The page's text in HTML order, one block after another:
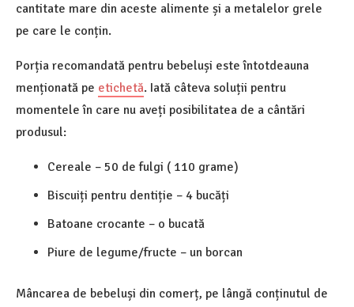
cantitate mare din aceste alimente și a metalelor grele
pe care le conțin.
Porția recomandată pentru bebeluși este întotdeauna
menționată pe etichetă. Iată câteva soluții pentru
momentele în care nu aveți posibilitatea de a cântări
produsul:
Cereale – 50 de fulgi ( 110 grame)
Biscuiți pentru dentiție – 4 bucăți
Batoane crocante – o bucată
Piure de legume/fructe – un borcan
Mâncarea de bebeluși din comerț, pe lângă conținutul de